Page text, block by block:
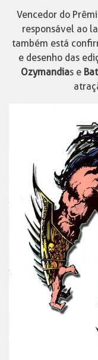
Vencedor do
responsável ao
também está
e desenho das
Ozymandias e